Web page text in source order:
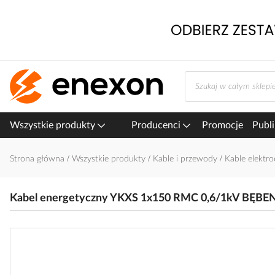
Wszystkie produkty Producenci Promocje
Strona główna Wszystkie produkty Kable i przewody Kable
Kabel energetyczny YKXS 1x150 RMC 0,6/1kV